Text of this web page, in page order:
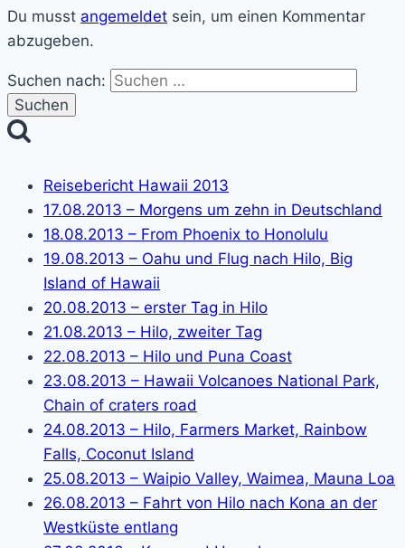
Du musst angemeldet sein, um einen Kommentar
abzugeben.
Suchen nach:
Reisebericht Hawaii 2013
17.08.2013 – Morgens um zehn in Deutschland
18.08.2013 – From Phoenix to Honolulu
19.08.2013 – Oahu und Flug nach Hilo, Big
Island of Hawaii
20.08.2013 – erster Tag in Hilo
21.08.2013 – Hilo, zweiter Tag
22.08.2013 – Hilo und Puna Coast
23.08.2013 – Hawaii Volcanoes National Park,
Chain of craters road
24.08.2013 – Hilo, Farmers Market, Rainbow
Falls, Coconut Island
25.08.2013 – Waipio Valley, Waimea, Mauna Loa
26.08.2013 – Fahrt von Hilo nach Kona an der
Westküste entlang